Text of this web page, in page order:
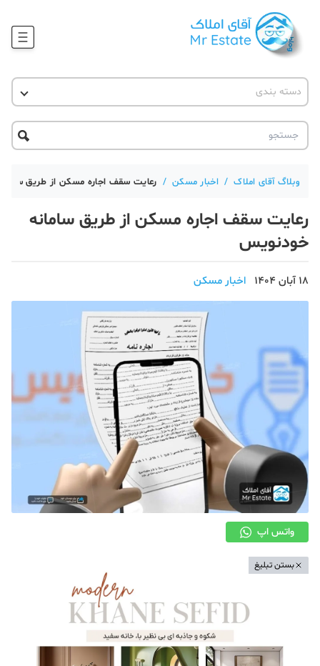
آموزش املاک
حقوقی
آکادمی
دسته بندی
آقای مشاور املاک
آکادمی آقای املاک
آموزش املاک
آموزش پلتفرم آقای املاک
تحلیل مسکن
صنعت ساختمان
محله گردی
معماری
ملکی
همایش و نمایشگاه
وبلاگ آقای املاک / اخبار مسکن / رعایت سقف اجاره مسکن از طریق
رعایت سقف اجاره مسکن از طریق سامانه
خودنویس
18 آبان 1404 اخبار مسکن
واتس اپ
بستن تبلیغ